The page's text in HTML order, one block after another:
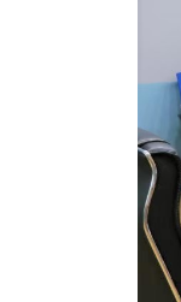
ขั้นตอนแ
แบบฟอร์
การบริก
หนังสือสั่ง